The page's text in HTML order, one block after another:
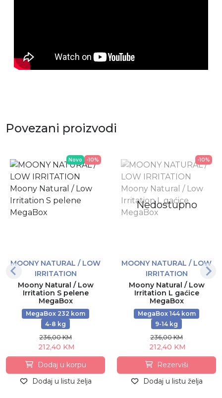
Povezani proizvodi
Novo -10%
MOONY NATURAL / LOW
IRRITATION
Moony Natural / Low
Irritation S pelene
MegaBox
MegaBox 232 kom
4-8 kg
236,00 KM
212,40 KM
Dodaj u korpu
Dodaj u listu želja
-10%
Nedostupno
MOONY NATURAL / LOW
IRRITATION
Moony Natural / Low
Irritation L gaćice
MegaBox
MegaBox 144 kom
9-14 kg
236,00 KM
212,40 KM
Rezerviši
Dodaj u listu želja